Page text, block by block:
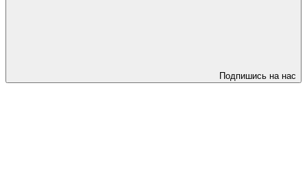
Подпишись на нас